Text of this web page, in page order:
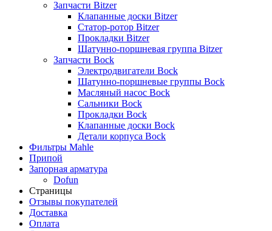
Запчасти Bitzer
Клапанные доски Bitzer
Статор-ротор Bitzer
Прокладки Bitzer
Шатунно-поршневая группа Bitzer
Запчасти Bock
Электродвигатели Bock
Шатунно-поршневые группы Bock
Масляный насос Bock
Сальники Bock
Прокладки Bock
Клапанные доски Bock
Детали корпуса Bock
Фильтры Mahle
Припой
Запорная арматура
Dofun
Страницы
Отзывы покупателей
Доставка
Оплата